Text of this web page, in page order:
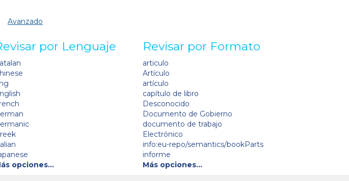
Avanzado
por Lenguaje
opciones…
Revisar por Formato
articulo
Artículo
artículo
capítulo de libro
Desconocido
Documento de Gobierno
documento de trabajo
Electrónico
info:eu-repo/semantics/bookParts
informe
Más opciones…